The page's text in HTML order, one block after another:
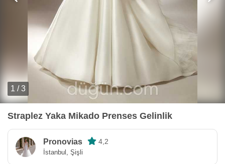
1 / 3
Straplez Yaka Mikado Prenses Gelinlik
Pronovias 4,2
İstanbul, Şişli